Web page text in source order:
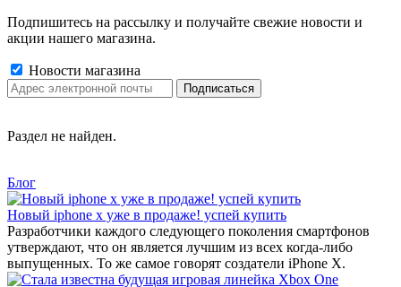
Подпишитесь на рассылку и получайте свежие новости и
акции нашего магазина.
Новости магазина
Раздел не найден.
Блог
Новый iphone x уже в продаже! успей купить
Разработчики каждого следующего поколения смартфонов
утверждают, что он является лучшим из всех когда-либо
выпущенных. То же самое говорят создатели iPhone X.